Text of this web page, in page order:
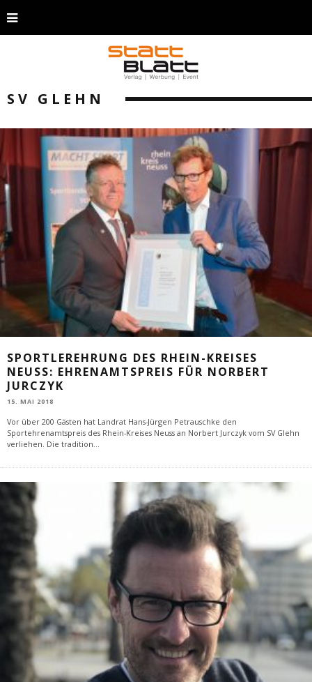
SV GLEHN
SPORTLEREHRUNG DES RHEIN-KREISES
NEUSS: EHRENAMTSPREIS FÜR NORBERT
JURCZYK
15. MAI 2018
Vor über 200 Gästen hat Landrat Hans-Jürgen Petrauschke den
Sportehrenamtspreis des Rhein-Kreises Neuss an Norbert Jurczyk vom SV Glehn
verliehen. Die tradition